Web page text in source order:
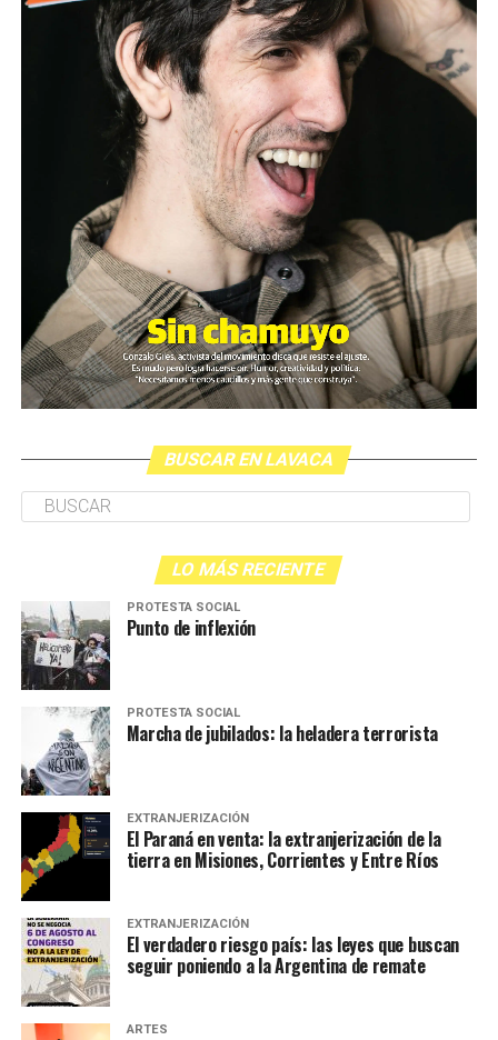
BUSCAR EN LAVACA
LO MÁS RECIENTE
PROTESTA SOCIAL
Punto de inflexión
PROTESTA SOCIAL
Marcha de jubilados: la heladera terrorista
EXTRANJERIZACIÓN
El Paraná en venta: la extranjerización de la
tierra en Misiones, Corrientes y Entre Ríos
EXTRANJERIZACIÓN
El verdadero riesgo país: las leyes que buscan
seguir poniendo a la Argentina de remate
ARTES